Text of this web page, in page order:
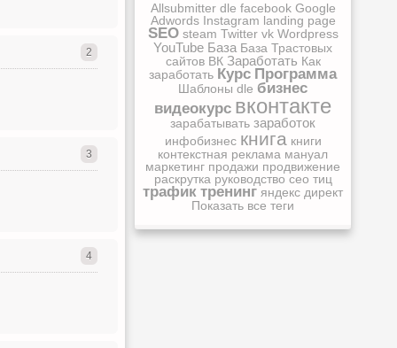
2
3
4
Allsubmitter dle facebook Google
Adwords Instagram landing page
SEO steam Twitter vk Wordpress
YouTube База База Трастовых
сайтов ВК Заработать Как
заработать Курс Программа
Шаблоны dle бизнес
видеокурс вконтакте
зарабатывать заработок
инфобизнес книга книги
контекстная реклама мануал
маркетинг продажи продвижение
раскрутка руководство сео тиц
трафик тренинг яндекс директ
Показать все теги